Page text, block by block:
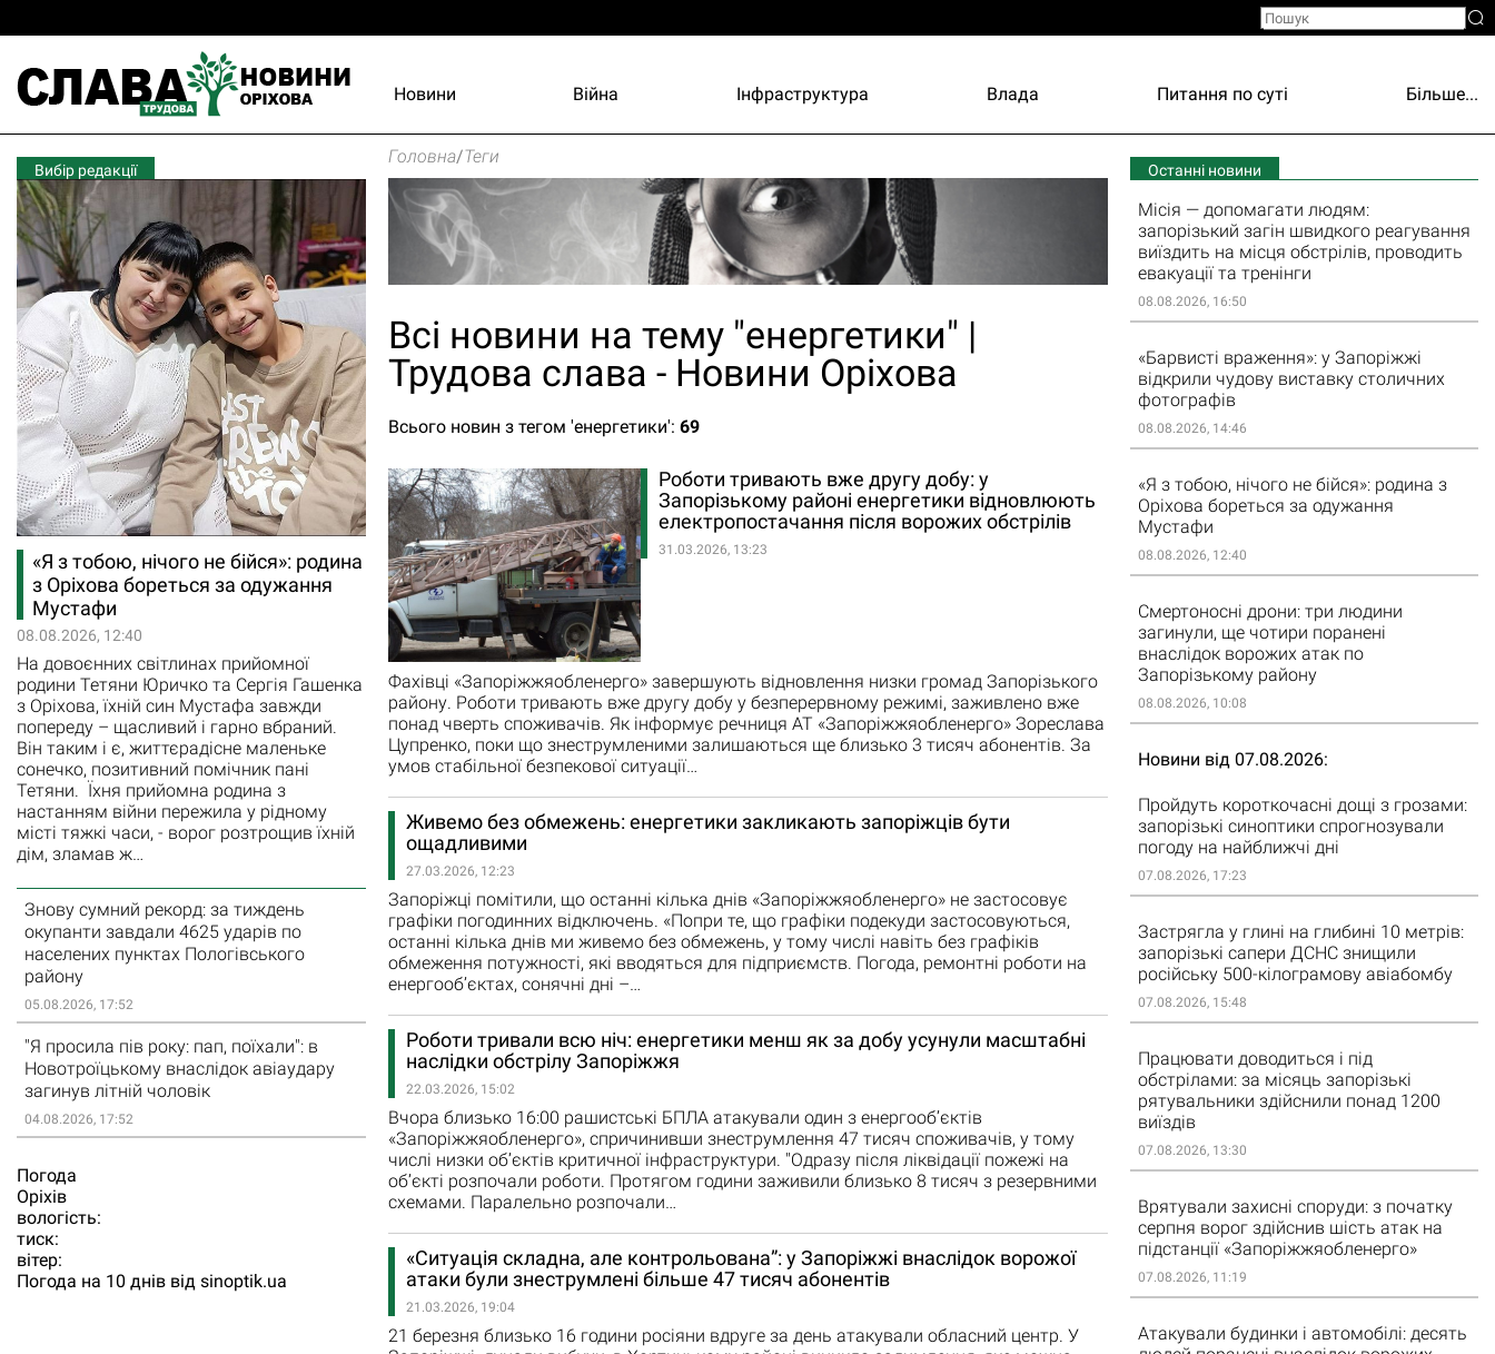
Новини Війна Інфраструктура Влада Питання по суті Більше...
Вибір редакції
«Я з тобою, нічого не бійся»: родина
з Оріхова бореться за одужання
Мустафи
08.08.2026, 12:40
На довоєнних світлинах прийомної
родини Тетяни Юричко та Сергія Гашенка
з Оріхова, їхній син Мустафа завжди
попереду – щасливий і гарно вбраний.
Він таким і є, життєрадісне маленьке
сонечко, позитивний помічник пані
Тетяни. Їхня прийомна родина з
настанням війни пережила у рідному
місті тяжкі часи, - ворог розтрощив їхній
дім, зламав ж…
Знову сумний рекорд: за тиждень
окупанти завдали 4625 ударів по
населених пунктах Пологівського
району
05.08.2026, 17:52
"Я просила пів року: пап, поїхали": в
Новотроїцькому внаслідок авіаудару
загинув літній чоловік
04.08.2026, 17:52
Погода
Орiхiв
вологість:
тиск:
вітер:
Погода на 10 днів від sinoptik.ua
Головна/Теги
Всі новини на тему "енергетики" |
Трудова слава - Новини Оріхова
Всього новин з тегом 'енергетики': 69
Роботи тривають вже другу добу: у
Запорізькому районі енергетики відновлюють
електропостачання після ворожих обстрілів
31.03.2026, 13:23
Фахівці «Запоріжжяобленерго» завершують відновлення низки громад Запорізького
району. Роботи тривають вже другу добу у безперервному режимі, заживлено вже
понад чверть споживачів. Як інформує речниця АТ «Запоріжжяобленерго» Зореслава
Цупренко, поки що знеструмленими залишаються ще близько 3 тисяч абонентів. За
умов стабільної безпекової ситуації…
Живемо без обмежень: енергетики закликають запоріжців бути
ощадливими
27.03.2026, 12:23
Запоріжці помітили, що останні кілька днів «Запоріжжяобленерго» не застосовує
графіки погодинних відключень. «Попри те, що графіки подекуди застосовуються,
останні кілька днів ми живемо без обмежень, у тому числі навіть без графіків
обмеження потужності, які вводяться для підприємств. Погода, ремонтні роботи на
енергооб’єктах, сонячні дні –…
Роботи тривали всю ніч: енергетики менш як за добу усунули масштабні
наслідки обстрілу Запоріжжя
22.03.2026, 15:02
Вчора близько 16:00 рашистські БПЛА атакували один з енергооб’єктів
«Запоріжжяобленерго», спричинивши знеструмлення 47 тисяч споживачів, у тому
числі низки об’єктів критичної інфраструктури. "Одразу після ліквідації пожежі на
об’єкті розпочали роботи. Протягом години заживили близько 8 тисяч з резервними
схемами. Паралельно розпочали…
«Ситуація складна, але контрольована”: у Запоріжжі внаслідок ворожої
атаки були знеструмлені більше 47 тисяч абонентів
21.03.2026, 19:04
21 березня близько 16 години росіяни вдруге за день атакували обласний центр. У
Останні новини
Місія — допомагати людям:
запорізький загін швидкого реагування
виїздить на місця обстрілів, проводить
евакуації та тренінги
08.08.2026, 16:50
«Барвисті враження»: у Запоріжжі
відкрили чудову виставку столичних
фотографів
08.08.2026, 14:46
«Я з тобою, нічого не бійся»: родина з
Оріхова бореться за одужання
Мустафи
08.08.2026, 12:40
Смертоносні дрони: три людини
загинули, ще чотири поранені
внаслідок ворожих атак по
Запорізькому району
08.08.2026, 10:08
Новини від 07.08.2026
Пройдуть короткочасні дощі з грозами:
запорізькі синоптики спрогнозували
погоду на найближчі дні
07.08.2026, 17:23
Застрягла у глині на глибині 10 метрів:
запорізькі сапери ДСНС знищили
російську 500-кілограмову авіабомбу
07.08.2026, 15:48
Працювати доводиться і під
обстрілами: за місяць запорізькі
рятувальники здійснили понад 1200
виїздів
07.08.2026, 13:30
Врятували захисні споруди: з початку
серпня ворог здійснив шість атак на
підстанції «Запоріжжяобленерго»
07.08.2026, 11:19
Атакували будинки і автомобілі: десять